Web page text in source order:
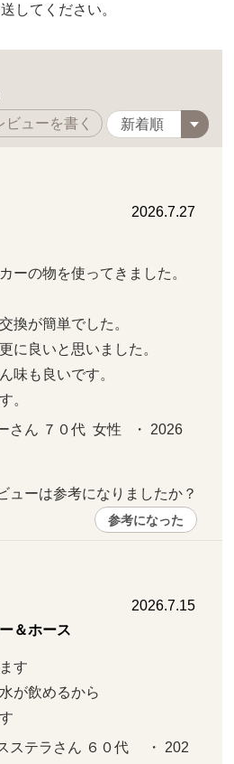
してください。
ビューを書く
2026.7.27
ーの物を使ってきました。
換が簡単でした。
に良いと思いました。
味も良いです。
。
さん ７０代  女性   ・ 2026
ューは参考になりましたか？
参考になった
2026.7.15
＆ホース
す
が飲めるから
ステラさん ６０代     ・ 202